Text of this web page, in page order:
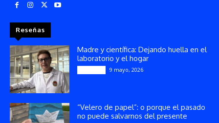
Reseñas
Madre y científica: Dejando huella en el
laboratorio y el hogar
9 mayo, 2026
“Velero de papel”: o porque el pasado
no puede salvarnos del presente